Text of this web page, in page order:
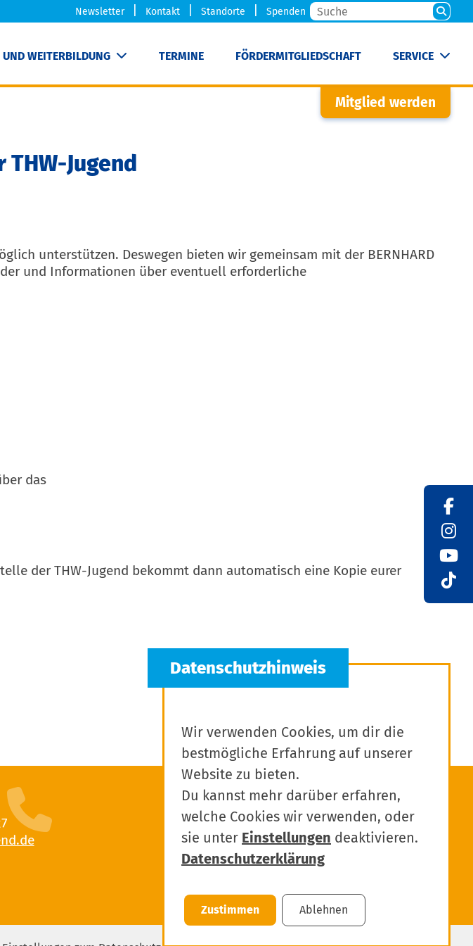
Newsletter Kontakt Standorte Spenden
WEITERBILDUNG TERMINE FÖRDERMITGLIEDSCHAFT SERVICE
Mitglied werden
Jugend
unterstützen. Deswegen bieten wir gemeinsam mit der BERNHARD
und Informationen über eventuell erforderliche
das
der THW-Jugend bekommt dann automatisch eine Kopie eurer
Wir verwenden Cookies, um dir die
bestmögliche Erfahrung auf unserer
Website zu bieten.
Du kannst mehr darüber erfahren,
welche Cookies wir verwenden, oder
sie unter Einstellungen deaktivieren.
Datenschutzerklärung
Zustimmen Ablehnen